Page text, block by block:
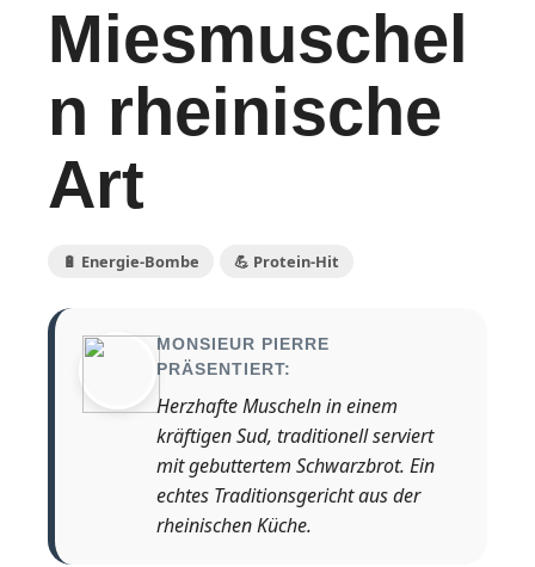
Miesmuschel
n rheinische
Art
🔋 Energie-Bombe 💪 Protein-Hit
MONSIEUR PIERRE
PRÄSENTIERT:
Herzhafte Muscheln in einem
kräftigen Sud, traditionell serviert
mit gebuttertem Schwarzbrot. Ein
echtes Traditionsgericht aus der
rheinischen Küche.